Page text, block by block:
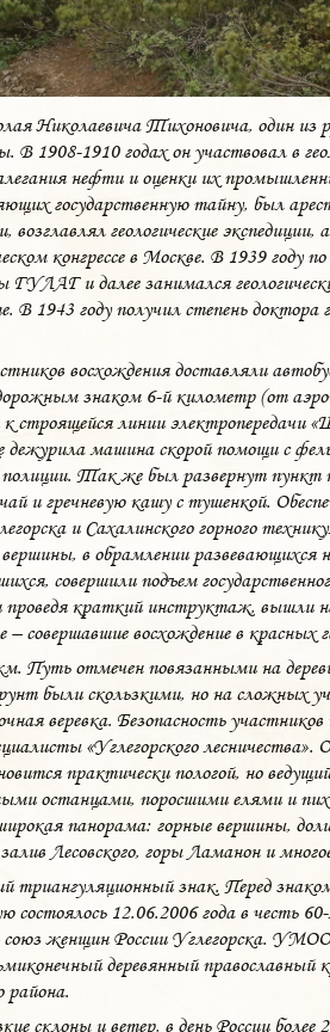
Николаевича Тихоновича, один из
В 1908-1910 годах он участвовал в
нефти и оценки их
государственную тайну, был
геологические экспедиции,
конгрессе в Москве. В 1939 году
ГУЛАГ и далее занимался
В 1943 году получил степень доктора
восхождения доставляли
знаком 6-й километр (от
строящейся линии электропередачи
дежурила машина скорой помощи с
Так же был развернут пункт
и гречневую кашу с тушенкой.
и Сахалинского горного
в обрамлении развевающихся
совершили подъем
проведя краткий инструктаж,
совершавшие восхождение в красных
Путь отмечен повязанными на
были скользкими, но на сложных
веревка. Безопасность участников
«Углегорского
практически пологой, но
останцами, поросшими елями и
панорама: горные вершины,
Лесовского, горы Ламанон и многое
триангуляционный знак. Перед
состоялось 12.06.2006 года в честь
союз женщин России Углегорска.
деревянный православный
района.
склоны и ветер, в день России более